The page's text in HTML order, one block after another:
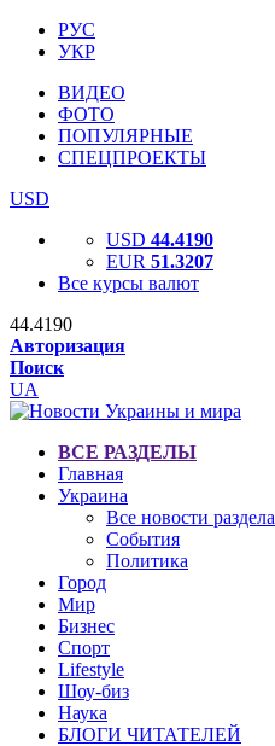
РУС
УКР
ВИДЕО
ФОТО
ПОПУЛЯРНЫЕ
СПЕЦПРОЕКТЫ
USD
USD 44.4190
EUR 51.3207
Все курсы валют
44.4190
Авторизация
Поиск
UA
ВСЕ РАЗДЕЛЫ
Главная
Украина
Все новости раздела
События
Политика
Город
Мир
Бизнес
Спорт
Lifestyle
Шоу-биз
Наука
БЛОГИ ЧИТАТЕЛЕЙ